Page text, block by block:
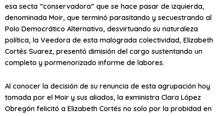
esa secta “conservadora” que se hace pasar de izquierda,
denominada Moir, que terminó parasitando y secuestrando al
Polo Democrático Alternativo, desvirtuando su naturaleza
política, la Veedora de esta malograda colectividad, Elizabeth
Cortés Suarez, presentó dimisión del cargo sustentando un
completo y pormenorizado informe de labores.
Al conocer la decisión de su renuncia de esta agrupación hoy
tomada por el Moir y sus aliados, la exministra Clara López
Obregón felicitó a Elizabeth Cortés no solo por la probidad en